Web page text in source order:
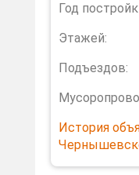
Год
Этажей:
Подъездов:
История